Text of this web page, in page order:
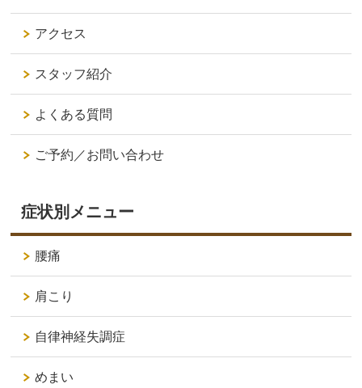
アクセス
スタッフ紹介
よくある質問
ご予約／お問い合わせ
症状別メニュー
腰痛
肩こり
自律神経失調症
めまい